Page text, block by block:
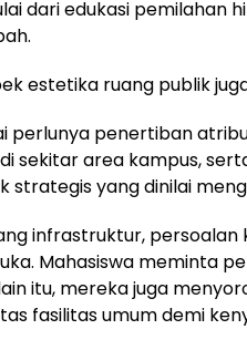
dari edukasi pemilahan
estetika ruang publik
perlunya penertiban
sekitar area kampus,
strategis yang dinilai
infrastruktur,
Mahasiswa meminta
itu, mereka juga
fasilitas umum demi